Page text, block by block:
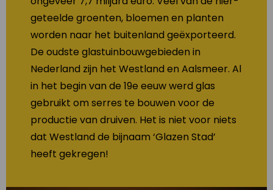
geteelde groenten, bloemen en planten
worden naar het buitenland geëxporteerd.
De oudste glastuinbouwgebieden in
Nederland zijn het Westland en Aalsmeer. Al
in het begin van de 19e eeuw werd glas
gebruikt om serres te bouwen voor de
productie van druiven. Het is niet voor niets
dat Westland de bijnaam ‘Glazen Stad’
heeft gekregen!